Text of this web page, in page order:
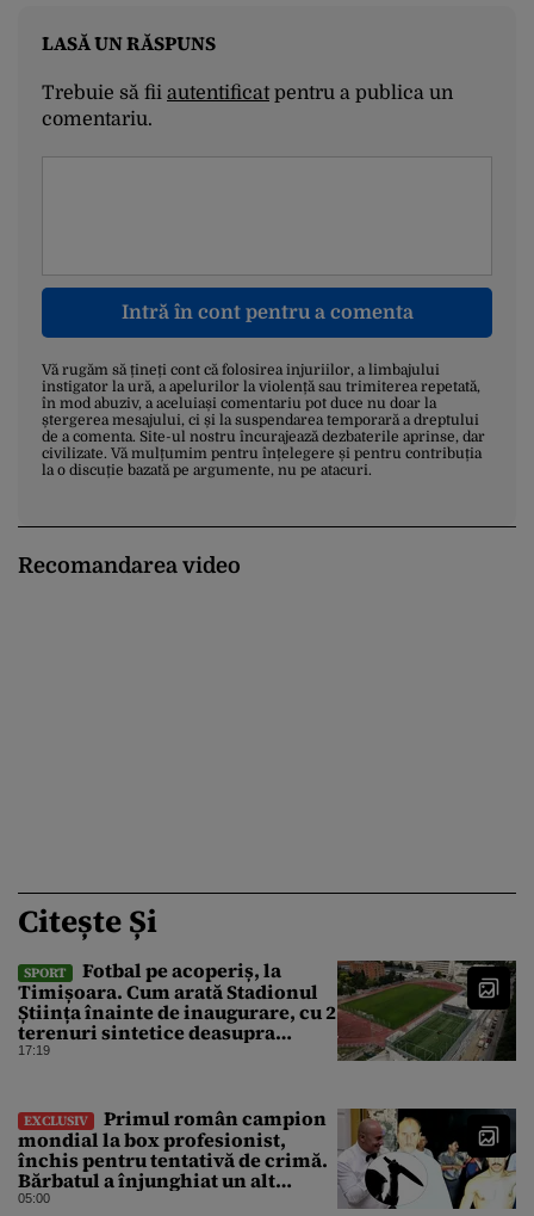
LASĂ UN RĂSPUNS
Trebuie să fii autentificatpentru a publica un
comentariu.
Intră în cont pentru a comenta
Vă rugăm să țineți cont că folosirea injuriilor, a limbajului
instigator la ură, a apelurilor la violență sau trimiterea repetată,
în mod abuziv, a aceluiași comentariu pot duce nu doar la
ștergerea mesajului, ci și la suspendarea temporară a dreptului
de a comenta. Site-ul nostru încurajează dezbaterile aprinse, dar
civilizate. Vă mulțumim pentru înțelegere și pentru contribuția
la o discuție bazată pe argumente, nu pe atacuri.
Recomandarea video
Citește Și
SPORT
Fotbal pe acoperiș, la
Timișoara. Cum arată Stadionul
Știința înainte de inaugurare, cu 2
terenuri sintetice deasupra
tribunei
17:19
EXCLUSIV
Primul român campion
mondial la box profesionist,
închis pentru tentativă de crimă.
Bărbatul a înjunghiat un alt
interlop periculos
05:00